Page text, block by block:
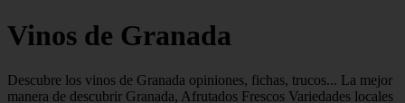
Vinos de Granada
Descubre los vinos de Granada opiniones, fichas, trucos... La mejor
manera de descubrir Granada, Afrutados Frescos Variedades locales